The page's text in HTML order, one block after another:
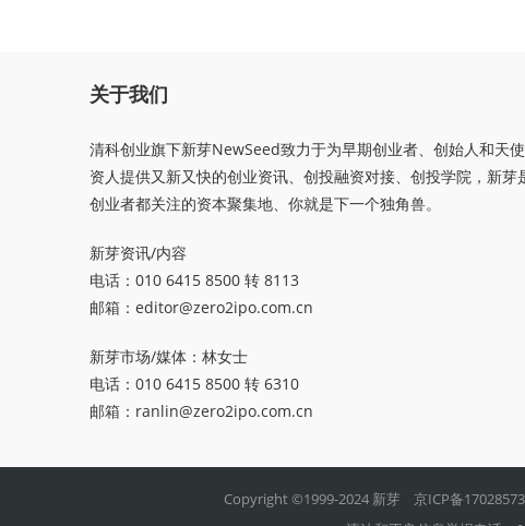
关于我们
清科创业旗下新芽NewSeed致力于为早期创业者、创始人和天
资人提供又新又快的创业资讯、创投融资对接、创投学院，新芽
创业者都关注的资本聚集地、你就是下一个独角兽。
新芽资讯/内容
电话：010 6415 8500 转 8113
邮箱： editor@zero2ipo.com.cn
新芽市场/媒体：林女士
电话：010 6415 8500 转 6310
邮箱： ranlin@zero2ipo.com.cn
Copyright ©1999-2024 新芽 京ICP备